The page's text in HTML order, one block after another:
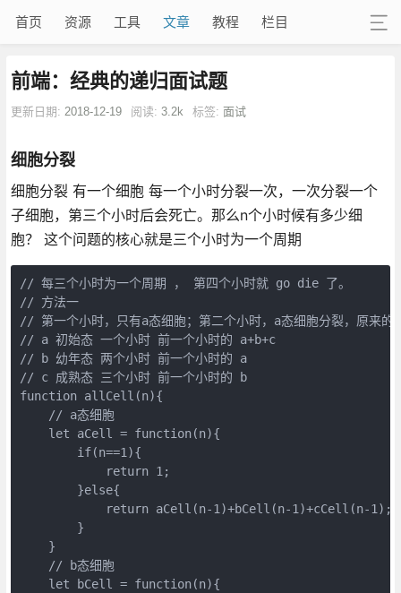
首页 资源 工具 文章 教程 栏目
前端：经典的递归面试题
更新日期: 2018-12-19 阅读: 3.2k 标签: 面试
细胞分裂
细胞分裂 有一个细胞 每一个小时分裂一次，一次分裂一个
子细胞，第三个小时后会死亡。那么n个小时候有多少细
胞？ 这个问题的核心就是三个小时为一个周期
// 每三个小时为一个周期 ， 第四个小时就 go die 了。
// 方法一
// 第一个小时，只有a态细胞；第二个小时，a态细胞分裂，原来的
// a 初始态 一个小时 前一个小时的 a+b+c
// b 幼年态 两个小时 前一个小时的 a
// c 成熟态 三个小时 前一个小时的 b
function allCell (n){
// a态细胞
let aCell = function(n){
if(n==1 ){
return 1 ;
        }
else{
return aCell(n-1 )+bCell(n-1 )+cCell(n-1 );
        }
    }
// b态细胞
let bCell = function(n){